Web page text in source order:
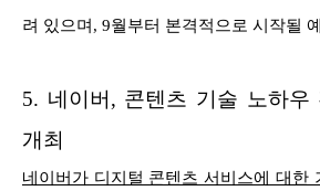
려 있으며, 9월부터 본격적으로 시작될
5. 네이버, 콘텐츠 기술 노하우
개최
네이버가 디지털 콘텐츠 서비스에 대한